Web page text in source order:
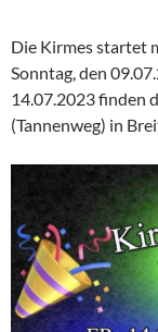
Die Kirmes startet
Sonntag, den
14.07.2023 finden
(Tannenweg) in